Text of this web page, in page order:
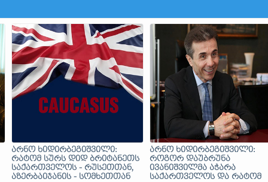
არნო ხიდირბეგიშვილი:
რატომ სურს დიდ ბრიტანეთს
საქართველოს - რუსეთთან,
აზერბაიჯანის - სომხეთთან
არნო ხიდირბეგიშვილი:
როგორ დაუბრუნა
ივანიშვილმა აჭარა
საქართველოს და რატომ